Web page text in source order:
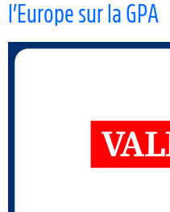
l’Europe sur la GPA